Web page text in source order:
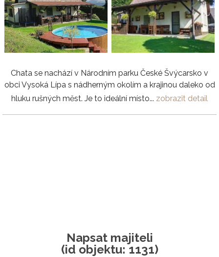
Chata se nachází v Národním parku České Švýcarsko v
obci Vysoká Lípa s nádherným okolím a krajinou daleko od
hluku rušných měst. Je to ideální místo... zobrazit detail
Napsat majiteli
(id objektu: 1131)